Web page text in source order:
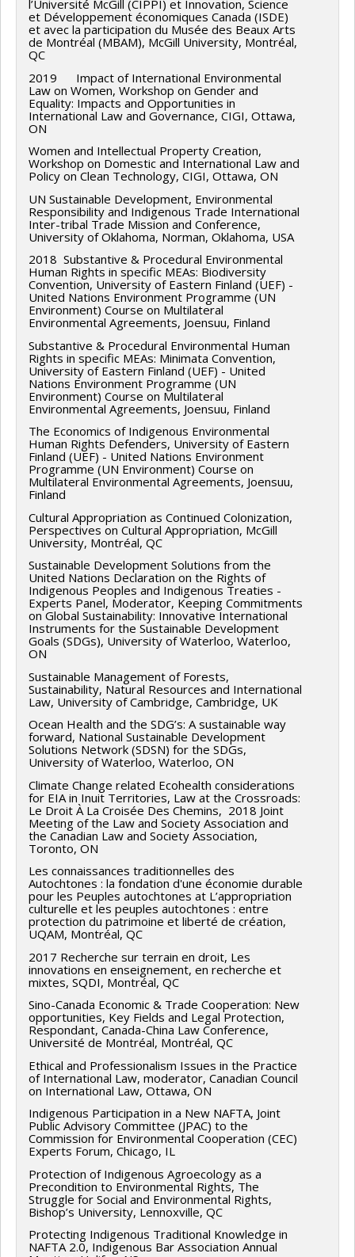
l’Université McGill (CIPPI) et Innovation, Science
et Développement économiques Canada (ISDE)
et avec la participation du Musée des Beaux Arts
de Montréal (MBAM), McGill University, Montréal,
QC
2019 Impact of International Environmental
Law on Women, Workshop on Gender and
Equality: Impacts and Opportunities in
International Law and Governance, CIGI, Ottawa,
ON
Women and Intellectual Property Creation,
Workshop on Domestic and International Law and
Policy on Clean Technology, CIGI, Ottawa, ON
UN Sustainable Development, Environmental
Responsibility and Indigenous Trade International
Inter-tribal Trade Mission and Conference,
University of Oklahoma, Norman, Oklahoma, USA
2018 Substantive & Procedural Environmental
Human Rights in specific MEAs: Biodiversity
Convention, University of Eastern Finland (UEF) -
United Nations Environment Programme (UN
Environment) Course on Multilateral
Environmental Agreements, Joensuu, Finland
Substantive & Procedural Environmental Human
Rights in specific MEAs: Minimata Convention,
University of Eastern Finland (UEF) - United
Nations Environment Programme (UN
Environment) Course on Multilateral
Environmental Agreements, Joensuu, Finland
The Economics of Indigenous Environmental
Human Rights Defenders, University of Eastern
Finland (UEF) - United Nations Environment
Programme (UN Environment) Course on
Multilateral Environmental Agreements, Joensuu,
Finland
Cultural Appropriation as Continued Colonization,
Perspectives on Cultural Appropriation, McGill
University, Montréal, QC
Sustainable Development Solutions from the
United Nations Declaration on the Rights of
Indigenous Peoples and Indigenous Treaties -
Experts Panel, Moderator, Keeping Commitments
on Global Sustainability: Innovative International
Instruments for the Sustainable Development
Goals (SDGs), University of Waterloo, Waterloo,
ON
Sustainable Management of Forests,
Sustainability, Natural Resources and International
Law, University of Cambridge, Cambridge, UK
Ocean Health and the SDG’s: A sustainable way
forward, National Sustainable Development
Solutions Network (SDSN) for the SDGs,
University of Waterloo, Waterloo, ON
Climate Change related Ecohealth considerations
for EIA in Inuit Territories, Law at the Crossroads:
Le Droit À La Croisée Des Chemins, 2018 Joint
Meeting of the Law and Society Association and
the Canadian Law and Society Association,
Toronto, ON
Les connaissances traditionnelles des
Autochtones : la fondation d'une économie durable
pour les Peuples autochtones at L’appropriation
culturelle et les peuples autochtones : entre
protection du patrimoine et liberté de création,
UQAM, Montréal, QC
2017 Recherche sur terrain en droit, Les
innovations en enseignement, en recherche et
mixtes, SQDI, Montréal, QC
Sino-Canada Economic & Trade Cooperation: New
opportunities, Key Fields and Legal Protection,
Respondant, Canada-China Law Conference,
Université de Montréal, Montréal, QC
Ethical and Professionalism Issues in the Practice
of International Law, moderator, Canadian Council
on International Law, Ottawa, ON
Indigenous Participation in a New NAFTA, Joint
Public Advisory Committee (JPAC) to the
Commission for Environmental Cooperation (CEC)
Experts Forum, Chicago, IL
Protection of Indigenous Agroecology as a
Precondition to Environmental Rights, The
Struggle for Social and Environmental Rights,
Bishop’s University, Lennoxville, QC
Protecting Indigenous Traditional Knowledge in
NAFTA 2.0, Indigenous Bar Association Annual